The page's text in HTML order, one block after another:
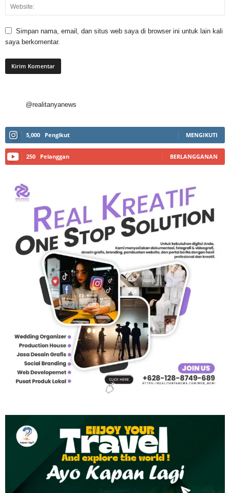
Simpan nama, email, dan situs web saya di browser ini untuk lain kali
saya berkomentar.
@realitanyanews
5,000 Pengikut MENGIKUTI
250 Pelanggan BERLANGGANAN